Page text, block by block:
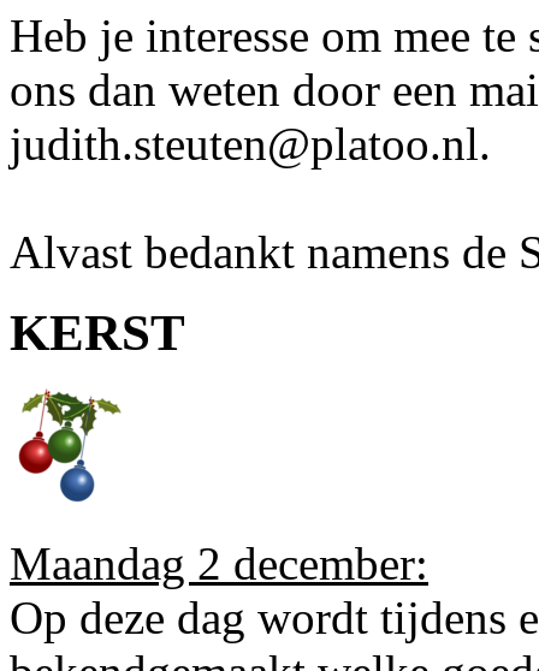
Heb je interesse om mee
ons dan weten door een
judith.steuten@platoo.nl.
Alvast bedankt namens de
KERST
Maandag 2 december:
Op deze dag wordt tijdens